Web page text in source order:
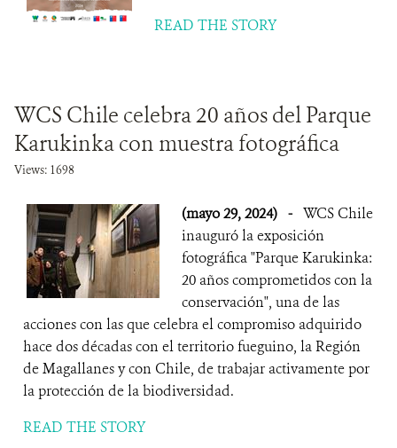
READ THE STORY
WCS Chile celebra 20 años del Parque
Karukinka con muestra fotográfica
Views: 1698
(mayo 29, 2024) - WCS Chile
inauguró la exposición
fotográfica "Parque Karukinka:
20 años comprometidos con la
conservación", una de las
acciones con las que celebra el compromiso adquirido
hace dos décadas con el territorio fueguino, la Región
de Magallanes y con Chile, de trabajar activamente por
la protección de la biodiversidad.
READ THE STORY